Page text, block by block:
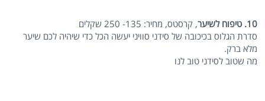
10. טיפוח לשיער
, קרסטס, מחיר: 135- 250 שקלים
סדרת הגלוס בכיכובה של סידני סוויני יעשה הכל כדי שיהיה לכם שיער
מלא ברק.
מה שטוב לסידני טוב לנו